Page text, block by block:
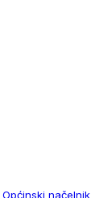
načelnik